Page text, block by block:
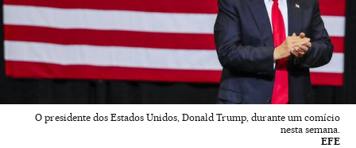
O presidente dos Estados Unidos, Donald Trump, durante um comício
nesta semana.
EFE